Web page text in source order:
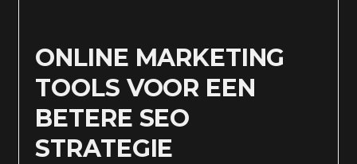
ONLINE MARKETING
TOOLS VOOR EEN
BETERE SEO
STRATEGIE